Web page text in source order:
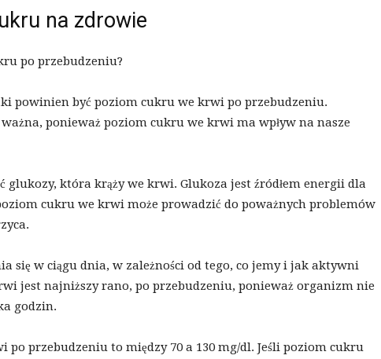
na zdrowie
po przebudzeniu?
powinien być poziom cukru we krwi po przebudzeniu.
ponieważ poziom cukru we krwi ma wpływ na nasze
która krąży we krwi. Glukoza jest źródłem energii dla
cukru we krwi może prowadzić do poważnych problemów
się w ciągu dnia, w zależności od tego, co jemy i jak aktywni
jest najniższy rano, po przebudzeniu, ponieważ organizm nie
godzin.
przebudzeniu to między 70 a 130 mg/dl. Jeśli poziom cukru